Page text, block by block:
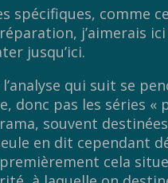
spécifiques, comme
j’aimerais
jusqu’ici.
qui suit se
donc pas les séries «
souvent
en dit cependant
cela